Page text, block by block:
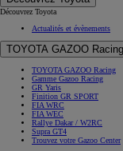
Découvrez Toyota
Actualités et évènements
TOYOTA GAZOO Racing
TOYOTA GAZOO Racing
Gamme Gazoo Racing
GR Yaris
Finition GR SPORT
FIA WRC
FIA WEC
Rallye Dakar / W2RC
Supra GT4
Trouvez votre Gazoo Center